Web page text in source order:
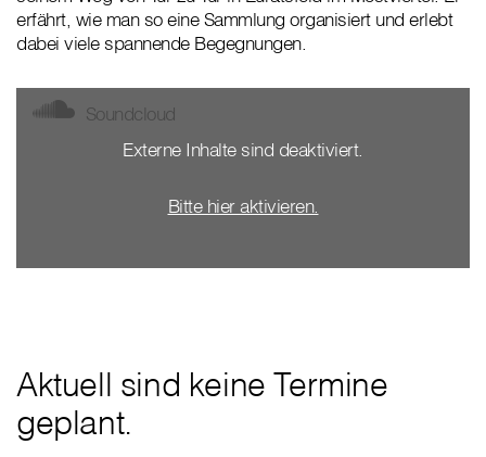
erfährt, wie man so eine Sammlung organisiert und erlebt
dabei viele spannende Begegnungen.
Soundcloud
Externe Inhalte sind deaktiviert.
Bitte hier aktivieren.
Aktuell sind keine Termine
geplant.